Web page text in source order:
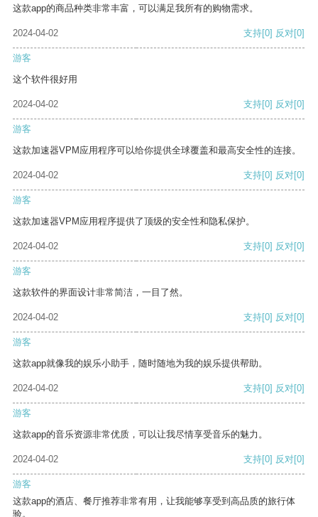
这款app的商品种类非常丰富，可以满足我所有的购物需求。
2024-04-02 支持[0] 反对[0]
游客
这个软件很好用
2024-04-02 支持[0] 反对[0]
游客
这款加速器VPM应用程序可以给你提供全球覆盖和最高安全性的连接。
2024-04-02 支持[0] 反对[0]
游客
这款加速器VPM应用程序提供了顶级的安全性和隐私保护。
2024-04-02 支持[0] 反对[0]
游客
这款软件的界面设计非常简洁，一目了然。
2024-04-02 支持[0] 反对[0]
游客
这款app就像我的娱乐小助手，随时随地为我的娱乐提供帮助。
2024-04-02 支持[0] 反对[0]
游客
这款app的音乐资源非常优质，可以让我尽情享受音乐的魅力。
2024-04-02 支持[0] 反对[0]
游客
这款app的酒店、餐厅推荐非常有用，让我能够享受到高品质的旅行体
验。